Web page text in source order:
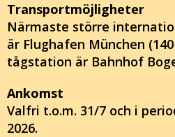
Transportmöjligheter
Närmaste större
är Flughafen München
tågstation är Bahnhof
Ankomst
Valfri t.o.m. 31/7 och i
2026.